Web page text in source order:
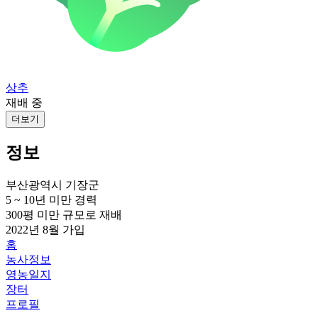
상추
재배 중
더보기
정보
부산광역시 기장군
5 ~ 10년 미만 경력
300평 미만 규모로 재배
2022년 8월 가입
홈
농사정보
영농일지
장터
프로필